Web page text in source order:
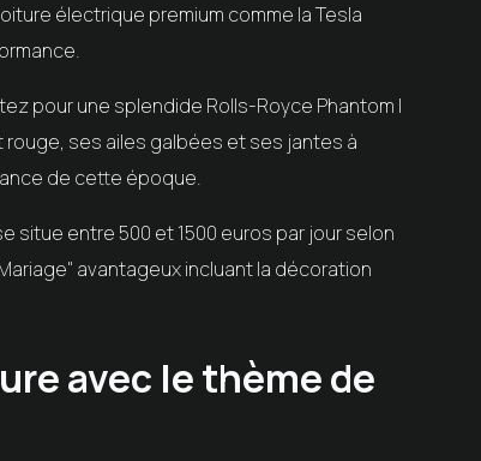
électrique premium comme la Tesla
pour une splendide Rolls-Royce Phantom I
ses ailes galbées et ses jantes à
de cette époque.
situe entre 500 et 1500 euros par jour selon
avantageux incluant la décoration
avec le thème de